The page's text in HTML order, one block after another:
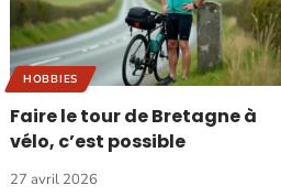
HOBBIES
Faire le tour de Bretagne à
vélo, c’est possible
27 avril 2026